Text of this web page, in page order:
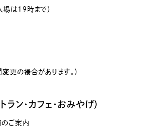
は19時まで）
更の場合があります。）
ラン・カフェ・おみやげ）
ご案内